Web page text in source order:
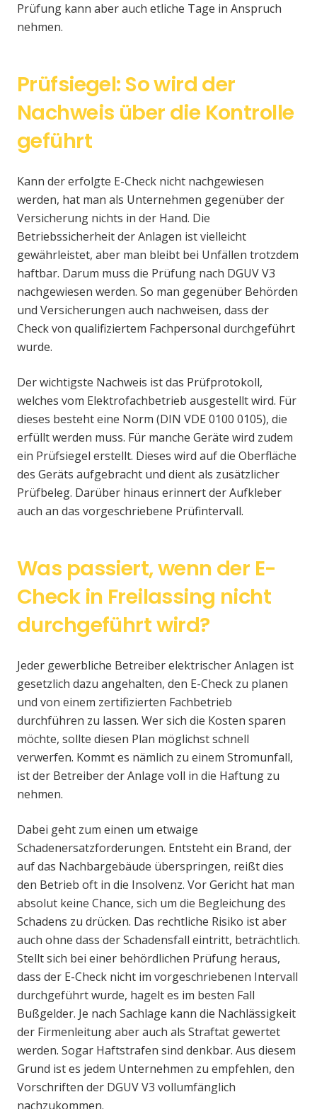
Prüfung kann aber auch etliche Tage in Anspruch
nehmen.
Prüfsiegel: So wird der
Nachweis über die Kontrolle
geführt
Kann der erfolgte E-Check nicht nachgewiesen
werden, hat man als Unternehmen gegenüber der
Versicherung nichts in der Hand. Die
Betriebssicherheit der Anlagen ist vielleicht
gewährleistet, aber man bleibt bei Unfällen trotzdem
haftbar. Darum muss die Prüfung nach DGUV V3
nachgewiesen werden. So man gegenüber Behörden
und Versicherungen auch nachweisen, dass der
Check von qualifiziertem Fachpersonal durchgeführt
wurde.
Der wichtigste Nachweis ist das Prüfprotokoll,
welches vom Elektrofachbetrieb ausgestellt wird. Für
dieses besteht eine Norm (DIN VDE 0100 0105), die
erfüllt werden muss. Für manche Geräte wird zudem
ein Prüfsiegel erstellt. Dieses wird auf die Oberfläche
des Geräts aufgebracht und dient als zusätzlicher
Prüfbeleg. Darüber hinaus erinnert der Aufkleber
auch an das vorgeschriebene Prüfintervall.
Was passiert, wenn der E-
Check in Freilassing nicht
durchgeführt wird?
Jeder gewerbliche Betreiber elektrischer Anlagen ist
gesetzlich dazu angehalten, den E-Check zu planen
und von einem zertifizierten Fachbetrieb
durchführen zu lassen. Wer sich die Kosten sparen
möchte, sollte diesen Plan möglichst schnell
verwerfen. Kommt es nämlich zu einem Stromunfall,
ist der Betreiber der Anlage voll in die Haftung zu
nehmen.
Dabei geht zum einen um etwaige
Schadenersatzforderungen. Entsteht ein Brand, der
auf das Nachbargebäude überspringen, reißt dies
den Betrieb oft in die Insolvenz. Vor Gericht hat man
absolut keine Chance, sich um die Begleichung des
Schadens zu drücken. Das rechtliche Risiko ist aber
auch ohne dass der Schadensfall eintritt, beträchtlich.
Stellt sich bei einer behördlichen Prüfung heraus,
dass der E-Check nicht im vorgeschriebenen Intervall
durchgeführt wurde, hagelt es im besten Fall
Bußgelder. Je nach Sachlage kann die Nachlässigkeit
der Firmenleitung aber auch als Straftat gewertet
werden. Sogar Haftstrafen sind denkbar. Aus diesem
Grund ist es jedem Unternehmen zu empfehlen, den
Vorschriften der DGUV V3 vollumfänglich
nachzukommen.